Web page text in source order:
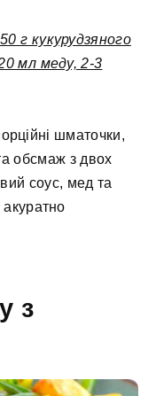
г кукурудзяного
мл меду, 2-3
шматочки,
обсмаж з двох
соус, мед та
з